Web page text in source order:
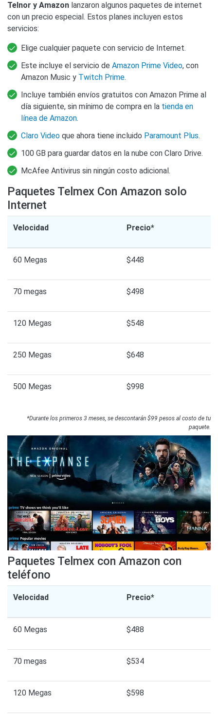
Telnor y Amazon lanzaron algunos paquetes de internet
con un precio especial. Estos planes incluyen estos
servicios:
Elige cualquier paquete con servicio de Internet.
Este incluye el servicio de Amazon Prime Video, con
Amazon Music y Twitch Prime.
Incluye también envíos gratuitos con Amazon Prime al
día siguiente, sin mínimo de compra en la tienda en
línea de Amazon.
Claro Video que ahora tiene incluido Paramount Plus.
100 GB para guardar datos en la nube con Claro Drive.
McAfee Antivirus sin ningún costo adicional.
Paquetes Telmex Con Amazon solo
Internet
Velocidad Precio*
60 Megas $448
70 megas $498
120 Megas $548
250 Megas $648
500 Megas $998
*Durante los primeros 3 meses, se descontarán $99 pesos al costo de tu
paquete.
Paquetes Telmex con Amazon con
teléfono
Velocidad Precio*
60 Megas $488
70 megas $534
120 Megas $598